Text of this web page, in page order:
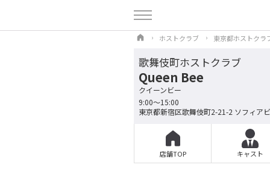
ホストクラブ 東京都ホストクラ
歌舞伎町ホストクラブ
Queen Bee
クイーンビー
9:00〜15:00
東京都新宿区歌舞伎町2-21-2 ソフィア
店舗TOP キャスト